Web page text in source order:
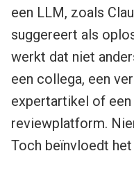
een LLM, zoals
suggereert als
werkt dat niet
een collega, een
expertartikel of
reviewplatform.
Toch beïnvloedt